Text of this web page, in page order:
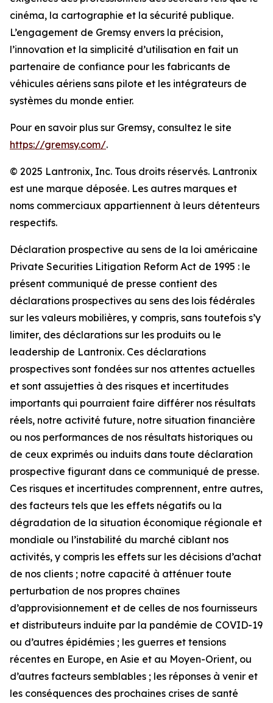
cinéma, la cartographie et la sécurité publique.
L’engagement de Gremsy envers la précision,
l’innovation et la simplicité d’utilisation en fait un
partenaire de confiance pour les fabricants de
véhicules aériens sans pilote et les intégrateurs de
systèmes du monde entier.
Pour en savoir plus sur Gremsy, consultez le site
https://gremsy.com/.
© 2025 Lantronix, Inc. Tous droits réservés. Lantronix
est une marque déposée. Les autres marques et
noms commerciaux appartiennent à leurs détenteurs
respectifs.
Déclaration prospective au sens de la loi américaine
Private Securities Litigation Reform Act de 1995 : le
présent communiqué de presse contient des
déclarations prospectives au sens des lois fédérales
sur les valeurs mobilières, y compris, sans toutefois s’y
limiter, des déclarations sur les produits ou le
leadership de Lantronix. Ces déclarations
prospectives sont fondées sur nos attentes actuelles
et sont assujetties à des risques et incertitudes
importants qui pourraient faire différer nos résultats
réels, notre activité future, notre situation financière
ou nos performances de nos résultats historiques ou
de ceux exprimés ou induits dans toute déclaration
prospective figurant dans ce communiqué de presse.
Ces risques et incertitudes comprennent, entre autres,
des facteurs tels que les effets négatifs ou la
dégradation de la situation économique régionale et
mondiale ou l’instabilité du marché ciblant nos
activités, y compris les effets sur les décisions d’achat
de nos clients ; notre capacité à atténuer toute
perturbation de nos propres chaînes
d’approvisionnement et de celles de nos fournisseurs
et distributeurs induite par la pandémie de COVID-19
ou d’autres épidémies ; les guerres et tensions
récentes en Europe, en Asie et au Moyen-Orient, ou
d’autres facteurs semblables ; les réponses à venir et
les conséquences des prochaines crises de santé